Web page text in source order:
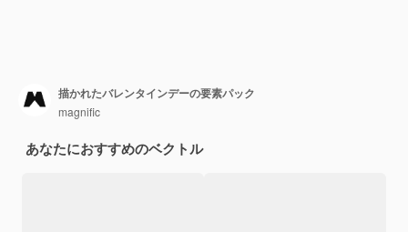
描かれたバレンタインデーの要素パック
magnific
あなたにおすすめのベクトル